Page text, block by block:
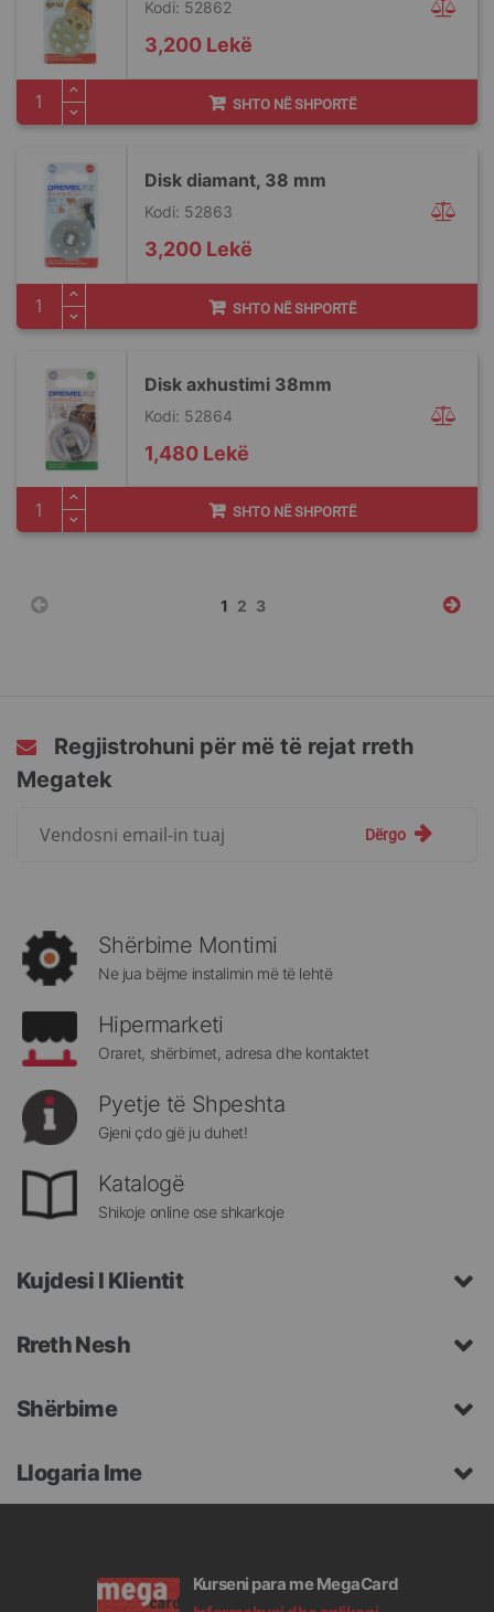
Kodi: 52862
3,200 Lekë
SHTO NË SHPORTË
Disk diamant, 38 mm
Kodi: 52863
3,200 Lekë
SHTO NË SHPORTË
Disk axhustimi 38mm
Kodi: 52864
1,480 Lekë
SHTO NË SHPORTË
Faqja
You're
1 Faqja
2 Faqja
3
Regjistrohuni për më të rejat rreth
Megatek
rreth
Megatek:
Dërgo
Shërbime Montimi
Ne jua bëjme instalimin më të lehtë
Hipermarketi
Oraret, shërbimet, adresa dhe kontaktet
Pyetje të Shpeshta
Gjeni çdo gjë ju duhet!
Katalogë
Shikoje online ose shkarkoje
Kujdesi I Klientit
Rreth Nesh
Shërbime
Llogaria Ime
Kurseni para me MegaCard